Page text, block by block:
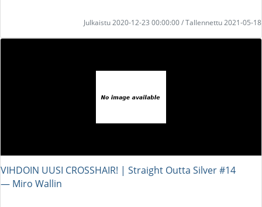
Julkaistu 2020-12-23 00:00:00 / Tallennettu 2021-05-18
VIHDOIN UUSI CROSSHAIR! | Straight Outta Silver #14
― Miro Wallin